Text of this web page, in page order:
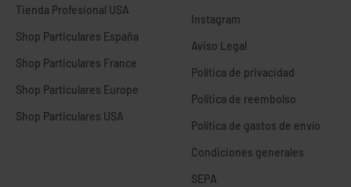
Tienda Profesional USA
Shop Particulares España
Shop Particulares France
Shop Particulares Europe
Shop Particulares USA
Instagram
Aviso Legal
Política de privacidad
Política de reembolso
Política de gastos de envío
Condiciones generales
SEPA